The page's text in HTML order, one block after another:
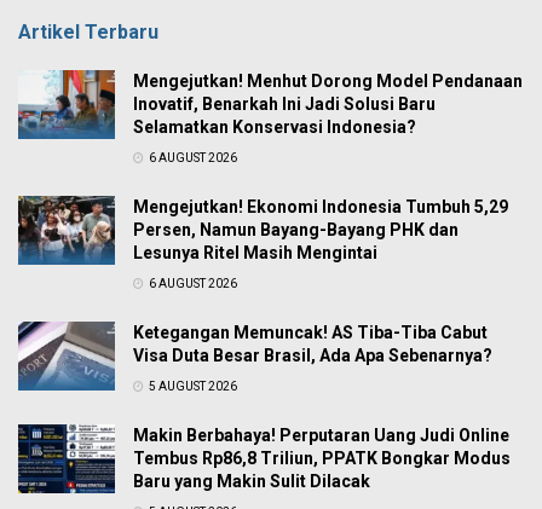
Artikel Terbaru
Mengejutkan! Menhut Dorong Model Pendanaan
Inovatif, Benarkah Ini Jadi Solusi Baru
Selamatkan Konservasi Indonesia?
6 AUGUST 2026
Mengejutkan! Ekonomi Indonesia Tumbuh 5,29
Persen, Namun Bayang-Bayang PHK dan
Lesunya Ritel Masih Mengintai
6 AUGUST 2026
Ketegangan Memuncak! AS Tiba-Tiba Cabut
Visa Duta Besar Brasil, Ada Apa Sebenarnya?
5 AUGUST 2026
Makin Berbahaya! Perputaran Uang Judi Online
Tembus Rp86,8 Triliun, PPATK Bongkar Modus
Baru yang Makin Sulit Dilacak